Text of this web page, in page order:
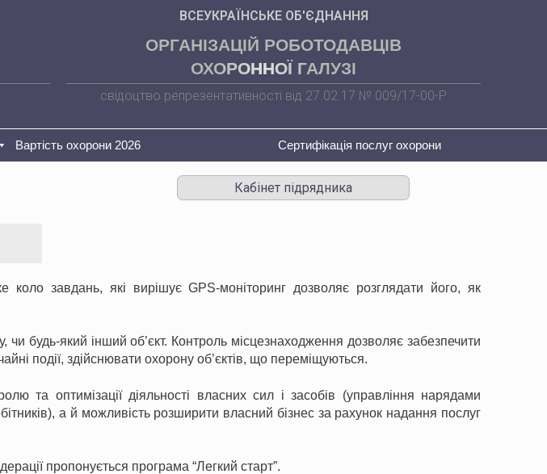
ВСЕУКРАЇНСЬКЕ ОБ'ЄДНАННЯ
ОРГАНІЗАЦІЙ РОБОТОДАВЦІВ
ОХОРОННОЇ ГАЛУЗІ
свідоцтво репрезентативності від 27.02.17 № 009/17-00-Р
Вартість охорони 2026 Сертифікація послуг охорони
Кабінет підрядника
завдань, які вирішує GPS-моніторинг дозволяє розглядати його, як
будь-який інший об’єкт. Контроль місцезнаходження дозволяє забезпечити
події, здійснювати охорону об’єктів, що переміщуються.
та оптимізації діяльності власних сил і засобів (управління нарядами
а й можливість розширити власний бізнес за рахунок надання послуг
пропонується програма “Легкий старт”.